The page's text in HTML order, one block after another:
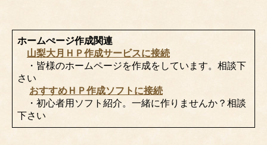
ホームぺージ作成関連
山梨大月ＨＰ作成サービスに接続
・皆様のホームページを作成をしています。相談下
さい
おすすめＨＰ作成ソフトに接続
・初心者用ソフト紹介。一緒に作りませんか？相談
下さい